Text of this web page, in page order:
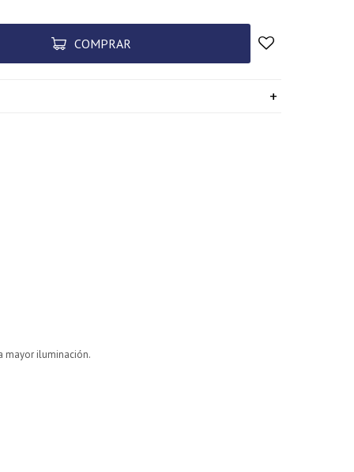
COMPRAR
mayor iluminación.